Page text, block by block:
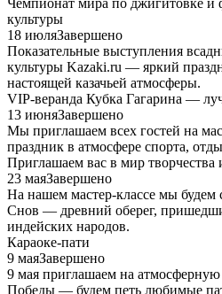
культуры
18 июляЗавершено
Показательные выступления
культуры Kazaki.ru — яркий
настоящей казачьей атмосферы.
VIP-веранда Кубка Гагарина —
13 июняЗавершено
Мы приглашаем всех гостей на
праздник в атмосфере спорта,
Приглашаем вас в мир творчества
23 маяЗавершено
На нашем мастер-классе мы будем
Снов — древний оберег,
индейских народов.
Караоке-пати
9 маяЗавершено
9 мая приглашаем на атмосферную
Победы — будем петь любимые